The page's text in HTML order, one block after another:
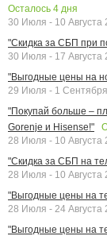
Осталось 4 дня
30 Июля - 10 Августа
"Скидка за СБП при
30 Июля - 17 Августа
"Выгодные цены на
29 Июля - 1
"Покупай больше –
Gorenje и Hisense!"
28 Июля - 10 Августа
"Скидка за СБП на
28 Июля - 10 Августа
"Выгодные цены на
28 Июля - 24 Августа
"Выгодные цены на